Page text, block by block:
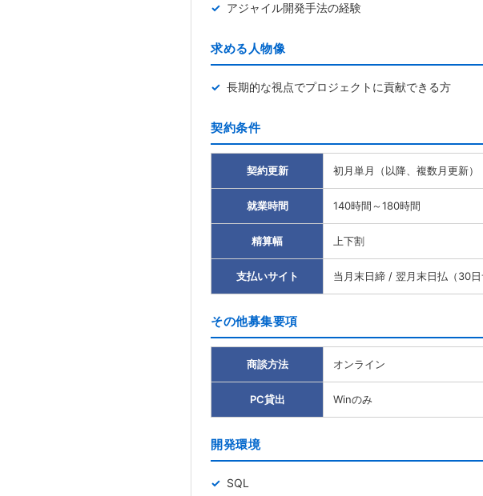
アジャイル開発手法の経験
求める人物像
長期的な視点でプロジェクトに貢献できる方
契約条件
契約更新 初月単月（以降、複数月更新）
就業時間 140時間～180時間
精算幅 上下割
支払いサイト 当月末日締 / 翌月末日払（30日
その他募集要項
商談方法 オンライン
PC貸出 Winのみ
開発環境
SQL